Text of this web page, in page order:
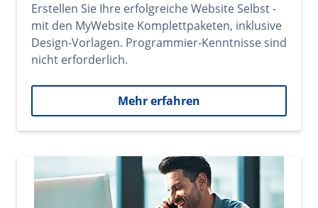
Erstellen Sie Ihre erfolgreiche Website Selbst -
mit den MyWebsite Komplettpaketen, inklusive
Design-Vorlagen. Programmier-Kenntnisse sind
nicht erforderlich.
Mehr erfahren